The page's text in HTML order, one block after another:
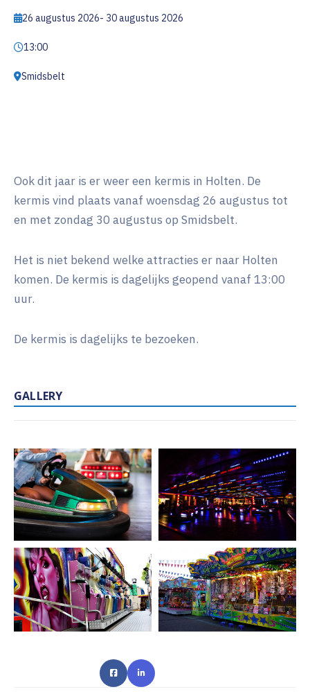
26 augustus 2026- 30 augustus 2026
13:00
Smidsbelt
Ook dit jaar is er weer een kermis in Holten. De
kermis vind plaats vanaf woensdag 26 augustus tot
en met zondag 30 augustus op Smidsbelt.
Het is niet bekend welke attracties er naar Holten
komen. De kermis is dagelijks geopend vanaf 13:00
uur.
De kermis is dagelijks te bezoeken.
GALLERY